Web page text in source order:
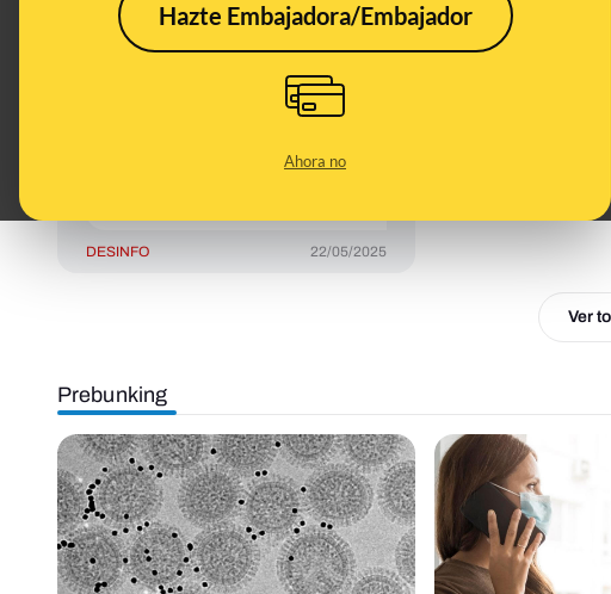
Hazte Embajadora/Embajador
Ahora no
anuncios que ofrecen
en áticos por tan sólo
DESINFO 22/05/2025
Ver
Prebunking